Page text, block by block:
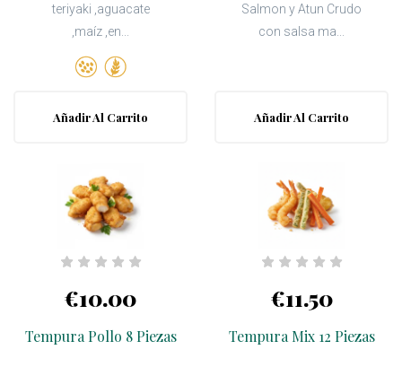
teriyaki ,aguacate
,maíz ,en...
Añadir Al Carrito
Salmon y Atun Crudo
con salsa ma...
Añadir Al Carrito
€10.00
Tempura Pollo 8 Piezas
€11.50
Tempura Mix 12 Piezas